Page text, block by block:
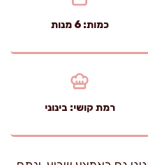
כמות: 6 מנות
רמת קושי: בינוני